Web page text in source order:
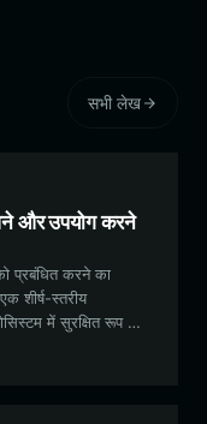
सभी लेख
और उपयोग करने
प्रबंधित करने का
शीर्ष-स्तरीय
में सुरक्षित रूप से